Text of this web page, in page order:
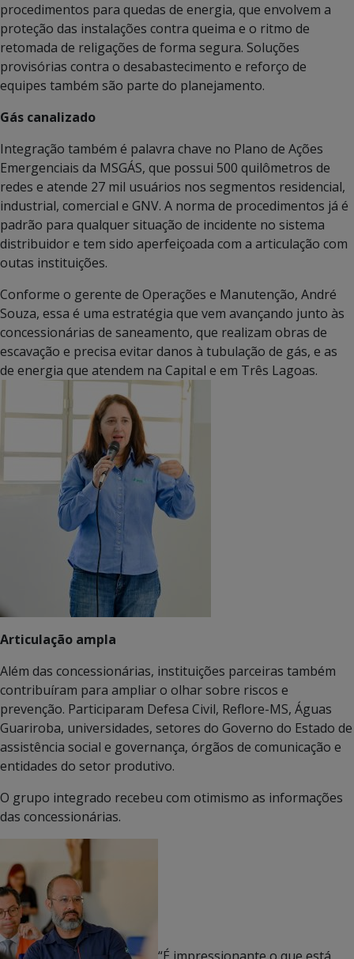
procedimentos para quedas de energia, que envolvem a
proteção das instalações contra queima e o ritmo de
retomada de religações de forma segura. Soluções
provisórias contra o desabastecimento e reforço de
equipes também são parte do planejamento.
Gás canalizado
Integração também é palavra chave no Plano de Ações
Emergenciais da MSGÁS, que possui 500 quilômetros de
redes e atende 27 mil usuários nos segmentos residencial,
industrial, comercial e GNV. A norma de procedimentos já é
padrão para qualquer situação de incidente no sistema
distribuidor e tem sido aperfeiçoada com a articulação com
outas instituições.
Conforme o gerente de Operações e Manutenção, André
Souza, essa é uma estratégia que vem avançando junto às
concessionárias de saneamento, que realizam obras de
escavação e precisa evitar danos à tubulação de gás, e as
de energia que atendem na Capital e em Três Lagoas.
Articulação ampla
Além das concessionárias, instituições parceiras também
contribuíram para ampliar o olhar sobre riscos e
prevenção. Participaram Defesa Civil, Reflore-MS, Águas
Guariroba, universidades, setores do Governo do Estado de
assistência social e governança, órgãos de comunicação e
entidades do setor produtivo.
O grupo integrado recebeu com otimismo as informações
das concessionárias.